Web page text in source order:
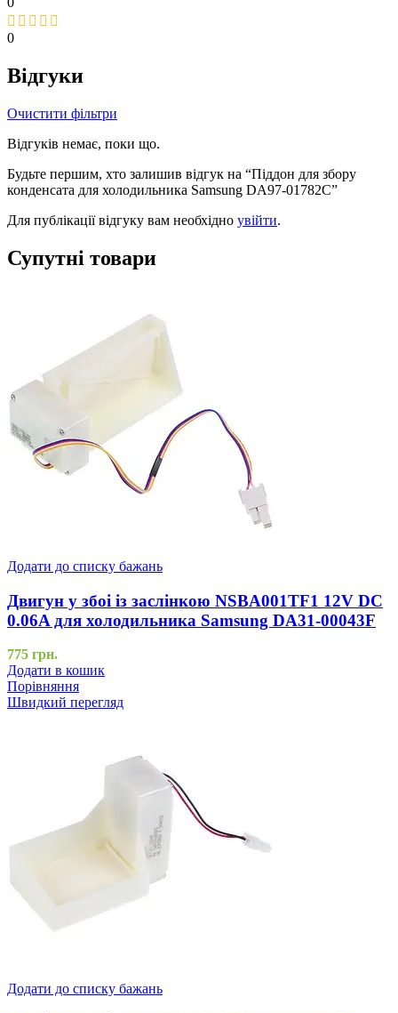
0
Відгуки
Очистити фільтри
Відгуків немає, поки що.
Будьте першим, хто залишив відгук на “Піддон для збору
конденсата для холодильника Samsung DA97-01782C”
Для публікації відгуку вам необхідно увійти.
Супутні товари
Додати до списку бажань
Двигун у збоі із заслінкою NSBA001TF1 12V DC
0.06A для холодильника Samsung DA31-00043F
775 грн.
Додати в кошик
Порівняння
Швидкий перегляд
Додати до списку бажань